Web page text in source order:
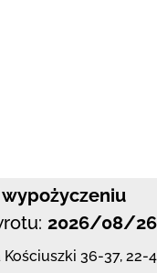
2026/08/26
Kościuszki 36-37, 22-